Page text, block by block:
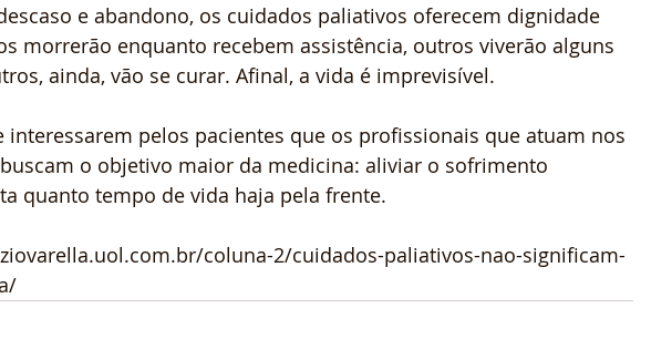
e abandono, os cuidados paliativos oferecem dignidade
morrerão enquanto recebem assistência, outros viverão alguns
ainda, vão se curar. Afinal, a vida é imprevisível.
interessarem pelos pacientes que os profissionais que atuam nos
o objetivo maior da medicina: aliviar o sofrimento
quanto tempo de vida haja pela frente.
coluna-2/cuidados-paliativos-nao-significam-